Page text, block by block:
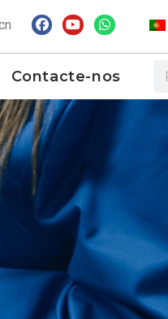
Contacte-nos